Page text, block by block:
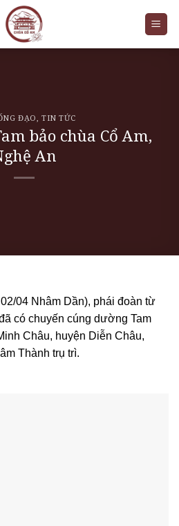
ĐẠO, TIN TỨC
bảo chùa Cổ Am,
An
04 Nhâm Dần), phái đoàn từ
có chuyến cúng dường Tam
Châu, huyện Diễn Châu,
Thành trụ trì.